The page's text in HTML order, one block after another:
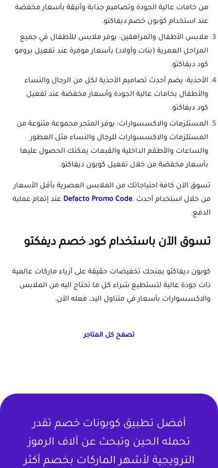
من خامات عالية الجودة وتصاميم جذابة وأنيقة بأسعار مخفضة
عند استخدام كوبون خصم ديفاكتو.
ملابس الأطفال والمراهقين: يوفر ملابس للأطفال في جميع
المراحل العمرية (بنات وأولاد) بأسعار موفرة عند تفعيل برومو
كود ديفاكتو.
الأحذية: يضم أحدث تصاميم الأحذية لكل من الرجال والنساء
والأطفال بخامات عالية الجودة وأسعار مخفضة عند تفعيل
كود ديفاكتو.
المستلزمات والاكسسوارات: يوفر المتجر مجموعة متنوعة من
المستلزمات والاكسسوارات للرجال والنساء مثل العطور
والساعات والأطقم الداخلية والقبعات يمكنك الحصول عليها
بأسعار مخفضة من خلال تفعيل كوبون ديفاكتو.
تسوق الآن كافة احتياجاتك من الملابس العصرية بأقل الأسعار
من خلال استخدام أحدث .Defacto Promo Code عند إتمام عملية
الدفع.
تسوق الآن باستخدام كود خصم ديفكتو
كوبون ديفاكتو يمنحك تخفيضات حقيقة على أزياء ماركات عالمية
ذات جودة عالية لتستطيع شراء كل ما تحتاج اليه من الملابس
والاكسسوارات بأسعار في متناول اليد، فعله الآن.
تصفح كل المتاجر
أفضل تطبيق كوبونات خصم تقدر
تحمله الحين وتبحث عن آلاف الرموز
الترويجية لأشهر الماركات بخصم أكثر